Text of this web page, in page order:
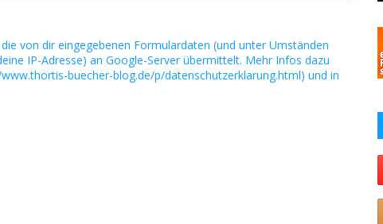
von dir eingegebenen Formulardaten (und unter Umständen
IP-Adresse) an Google-Server übermittelt. Mehr Infos dazu
buecher-blog.de/p/datenschutzerklarung.html) und in